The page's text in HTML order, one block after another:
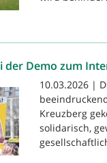
der Demo zum
10.03.2026 |
Kreuzberg
solidarisch,